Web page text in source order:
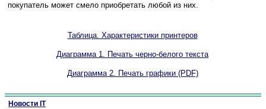
покупатель может смело приобретать любой из них.
Таблица. Характеристики принтеров
Диаграмма 1. Печать черно-белого текста
Диаграмма 2. Печать графики (PDF)
Новости IT